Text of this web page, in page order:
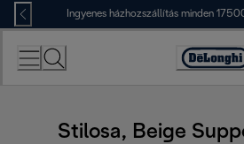
Skip
to
Content
Ingyenes házhozszállítás minden
Stilosa, Beige